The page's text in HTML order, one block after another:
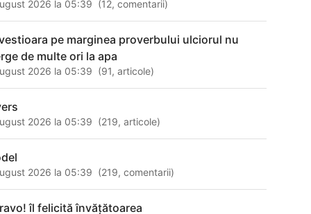
2026 la 05:39 (12,comentarii)
pe marginea proverbului ulciorul nu
de multe ori la apa
2026 la 05:39 (91,articole)
2026 la 05:39 (219,articole)
2026 la 05:39 (219,comentarii)
îl felicită învăţătoarea